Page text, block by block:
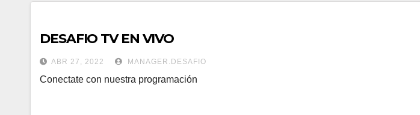
DESAFIO TV EN VIVO
ABR 27, 2022 MANAGER.DESAFIO
Conectate con nuestra programación